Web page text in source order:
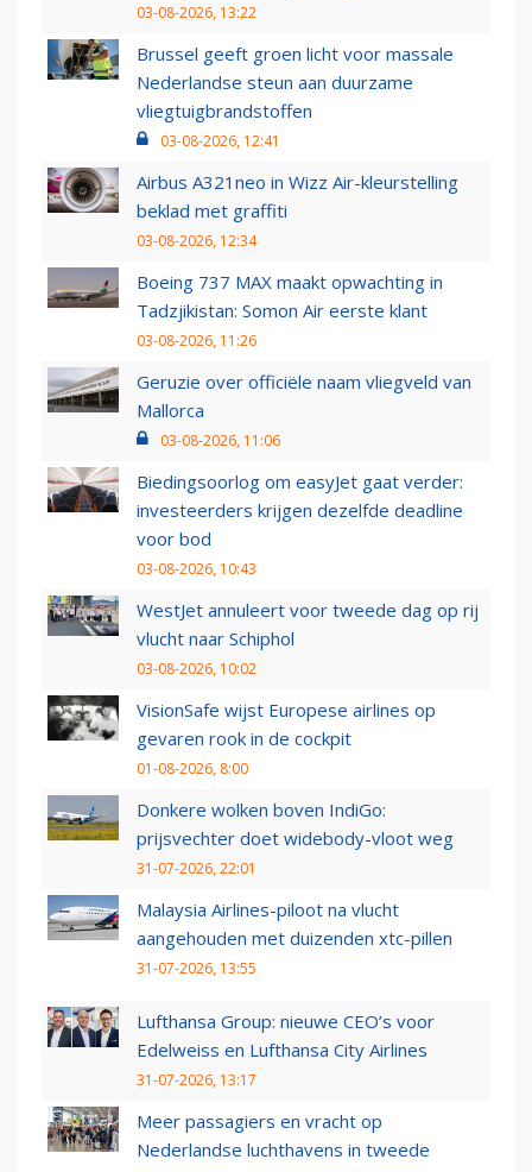
03-08-2026, 13:22
Brussel geeft groen licht voor massale
Nederlandse steun aan duurzame
vliegtuigbrandstoffen
03-08-2026, 12:41
Airbus A321neo in Wizz Air-kleurstelling
beklad met graffiti
03-08-2026, 12:34
Boeing 737 MAX maakt opwachting in
Tadzjikistan: Somon Air eerste klant
03-08-2026, 11:26
Geruzie over officiële naam vliegveld van
Mallorca
03-08-2026, 11:06
Biedingsoorlog om easyJet gaat verder:
investeerders krijgen dezelfde deadline
voor bod
03-08-2026, 10:43
WestJet annuleert voor tweede dag op rij
vlucht naar Schiphol
03-08-2026, 10:02
VisionSafe wijst Europese airlines op
gevaren rook in de cockpit
01-08-2026, 8:00
Donkere wolken boven IndiGo:
prijsvechter doet widebody-vloot weg
31-07-2026, 22:01
Malaysia Airlines-piloot na vlucht
aangehouden met duizenden xtc-pillen
31-07-2026, 13:55
Lufthansa Group: nieuwe CEO’s voor
Edelweiss en Lufthansa City Airlines
31-07-2026, 13:17
Meer passagiers en vracht op
Nederlandse luchthavens in tweede